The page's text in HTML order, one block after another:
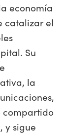
economía
catalizar el
Su
la
compartido
y sigue